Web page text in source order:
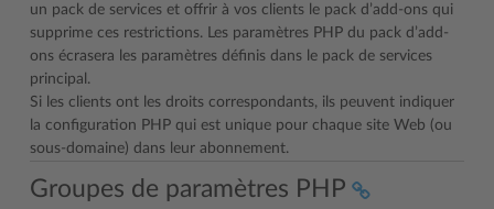
un pack de services et offrir à vos clients le pack d’add-ons qui
supprime ces restrictions. Les paramètres PHP du pack d’add-
ons écrasera les paramètres définis dans le pack de services
principal.
Si les clients ont les droits correspondants, ils peuvent indiquer
la configuration PHP qui est unique pour chaque site Web (ou
sous-domaine) dans leur abonnement.
Groupes de paramètres PHP